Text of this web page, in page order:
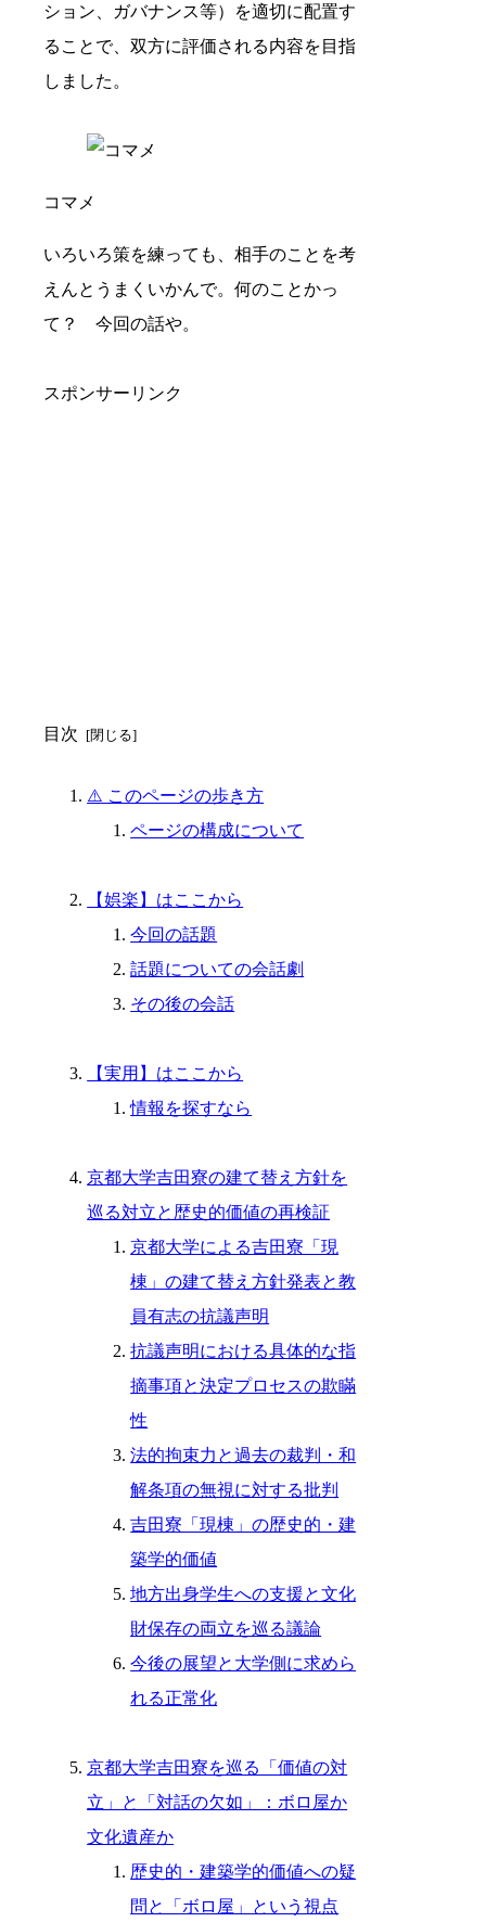
ション、ガバナンス等）を適切に配置す
ることで、双方に評価される内容を目指
しました。
コマメ
いろいろ策を練っても、相手のことを考
えんとうまくいかんで。何のことかっ
て？ 今回の話や。
スポンサーリンク
目次
⚠️ このページの歩き方
ページの構成について
【娯楽】はここから
今回の話題
話題についての会話劇
その後の会話
【実用】はここから
情報を探すなら
京都大学吉田寮の建て替え方針を
巡る対立と歴史的価値の再検証
京都大学による吉田寮「現
棟」の建て替え方針発表と教
員有志の抗議声明
抗議声明における具体的な指
摘事項と決定プロセスの欺瞞
性
法的拘束力と過去の裁判・和
解条項の無視に対する批判
吉田寮「現棟」の歴史的・建
築学的価値
地方出身学生への支援と文化
財保存の両立を巡る議論
今後の展望と大学側に求めら
れる正常化
京都大学吉田寮を巡る「価値の対
立」と「対話の欠如」：ボロ屋か
文化遺産か
歴史的・建築学的価値への疑
問と「ボロ屋」という視点